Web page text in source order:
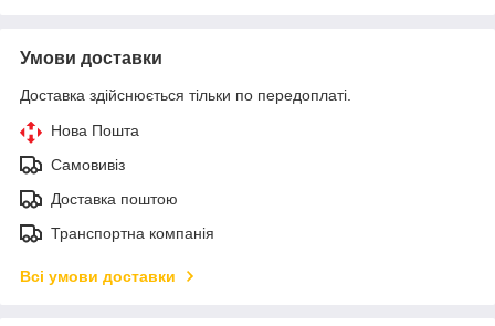
Умови доставки
Доставка здійснюється тільки по передоплаті.
Нова Пошта
Самовивіз
Доставка поштою
Транспортна компанія
Всі умови доставки